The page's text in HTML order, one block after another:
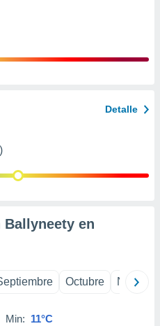
Detalle
Ballyneety en
Octubre
Min: 11°C